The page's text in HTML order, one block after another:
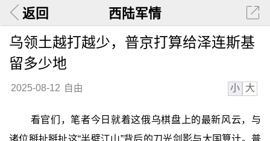
返回 西陆军情
乌领土越打越少，普京打算给泽连斯基
留多少地
2025-08-12 自由 小 大
看官们，笔者今日就着这俄乌棋盘上的最新风云，与
诸位掰扯掰扯这“半壁江山”背后的刀光剑影与大国算计。普